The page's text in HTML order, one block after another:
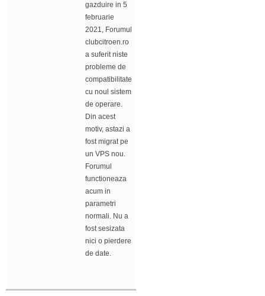
gazduire in 5
februarie
2021, Forumul
clubcitroen.ro
a suferit niste
probleme de
compatibilitate
cu noul sistem
de operare.
Din acest
motiv, astazi a
fost migrat pe
un VPS nou.
Forumul
functioneaza
acum in
parametri
normali. Nu a
fost sesizata
nici o pierdere
de date.